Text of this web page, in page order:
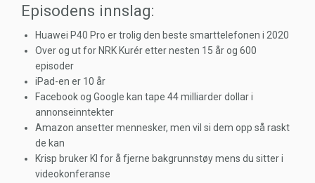
Episodens innslag:
Huawei P40 Pro er trolig den beste smarttelefonen i 2020
Over og ut for NRK Kurér etter nesten 15 år og 600
episoder
iPad-en er 10 år
Facebook og Google kan tape 44 milliarder dollar i
annonseinntekter
Amazon ansetter mennesker, men vil si dem opp så raskt
de kan
Krisp bruker KI for å fjerne bakgrunnstøy mens du sitter i
videokonferanse